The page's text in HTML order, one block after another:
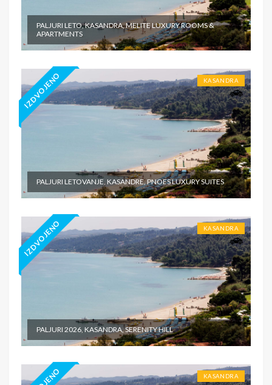
PALJURI LETO, KASANDRA, MELITE LUXURY ROOMS &
APARTMENTS
IZDVOJENO KASANDRA
PALJURI LETOVANJE, KASANDRE, PNOES LUXURY SUITES
IZDVOJENO KASANDRA
PALJURI 2026, KASANDRA, SERENITY HILL
KASANDRA